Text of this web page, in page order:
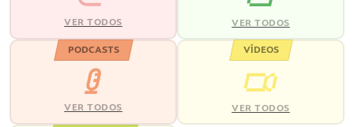
VER TODOS VER TODOS
PODCASTS
VER TODOS
VÍDEOS
VER TODOS